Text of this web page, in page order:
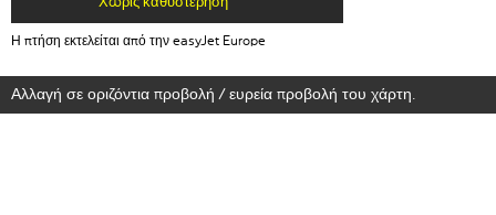
Η πτήση εκτελείται από την easyJet Europe
Αλλαγή σε οριζόντια προβολή / ευρεία προβολή του χάρτη.